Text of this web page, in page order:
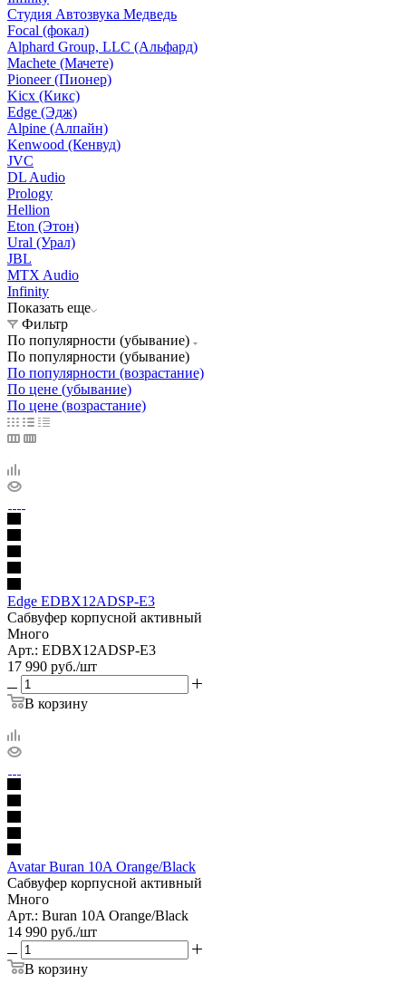
Студия Автозвука Медведь
Focal (фокал)
Alphard Group, LLC (Альфард)
Machete (Мачете)
Pioneer (Пионер)
Kicx (Кикс)
Edge (Эдж)
Alpine (Алпайн)
Kenwood (Кенвуд)
JVC
DL Audio
Prology
Hellion
Eton (Этон)
Ural (Урал)
JBL
MTX Audio
Infinity
Показать еще
Фильтр
По популярности (убывание)
По популярности (убывание)
По популярности (возрастание)
По цене (убывание)
По цене (возрастание)
Edge EDBX12ADSP-E3
Сабвуфер корпусной активный
Много
Арт.: EDBX12ADSP-E3
17 990 руб./шт
В корзину
Avatar Buran 10A Orange/Black
Сабвуфер корпусной активный
Много
Арт.: Buran 10A Orange/Black
14 990 руб./шт
В корзину